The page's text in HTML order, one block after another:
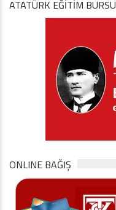
ATATÜRK EĞITIM BURSU
ONLINE BAĞIŞ